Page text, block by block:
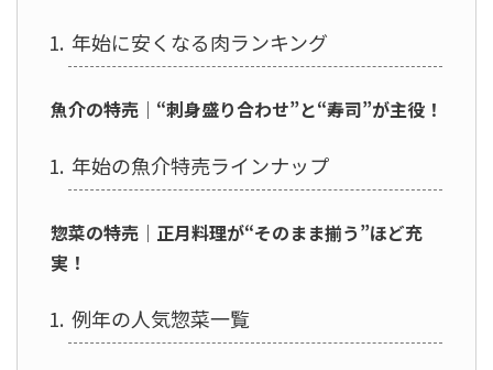
年始に安くなる肉ランキング
魚介の特売｜“刺身盛り合わせ”と“寿司”が主役！
年始の魚介特売ラインナップ
惣菜の特売｜正月料理が“そのまま揃う”ほど充
実！
例年の人気惣菜一覧